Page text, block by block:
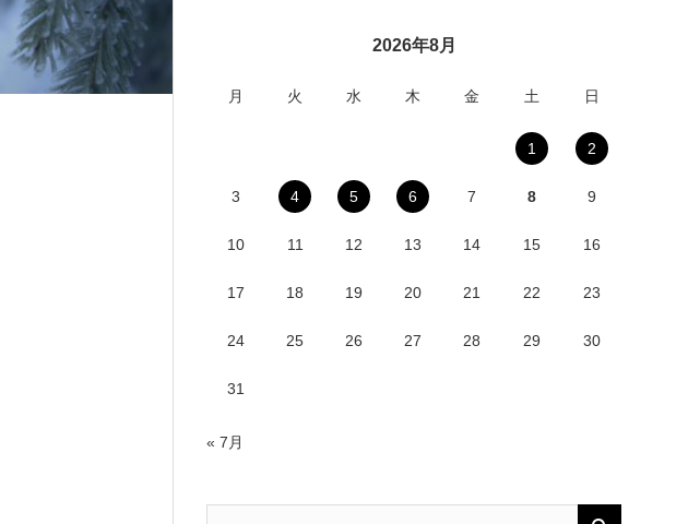
2026年8月
月 火 水 木 金 土 日
1 2
3 4 5 6 7 8 9
10 11 12 13 14 15 16
17 18 19 20 21 22 23
24 25 26 27 28 29 30
31
« 7月